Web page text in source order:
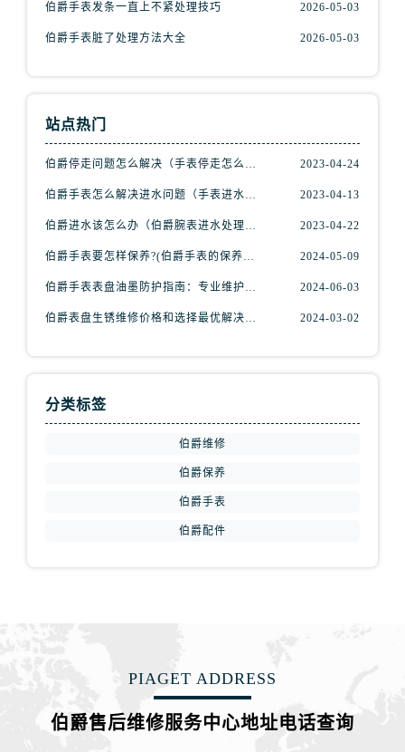
伯爵手表发条一直上不紧处理技巧 2026-05-03
伯爵手表脏了处理方法大全 2026-05-03
站点热门
伯爵停走问题怎么解决（手表停走怎么办） 2023-04-24
伯爵手表怎么解决进水问题（手表进水解决步骤） 2023-04-13
伯爵进水该怎么办（伯爵腕表进水处理方式） 2023-04-22
伯爵手表要怎样保养?(伯爵手表的保养方法) 2024-05-09
伯爵手表表盘油墨防护指南：专业维护，守护时光之美 2024-06-03
伯爵表盘生锈维修价格和选择最优解决方案?(表盘生锈 2024-03-02
分类标签
伯爵维修
伯爵保养
伯爵手表
伯爵配件
PIAGET ADDRESS
伯爵售后维修服务中心地址电话查询